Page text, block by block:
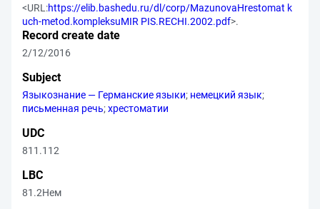
<URL:https://elib.bashedu.ru/dl/corp/MazunovaHrestomat k
uch-metod.kompleksuMIR PIS.RECHI.2002.pdf>.
Record create date
2/12/2016
Subject
Языкознание — Германские языки; немецкий язык;
письменная речь;хрестоматии
UDC
811.112
LBC
81.2Нем